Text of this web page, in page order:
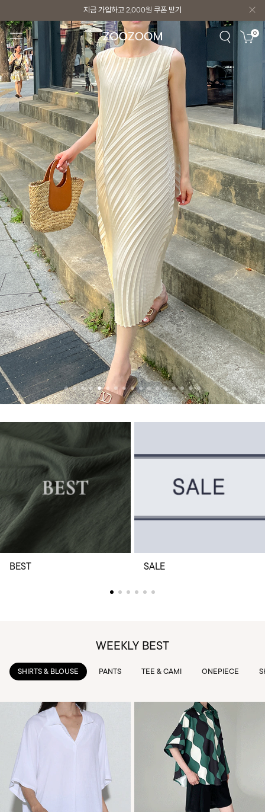
지금 가입하고 2,000원 쿠폰 받기
지금 가입하고2,000원쿠폰 받기 0
BEST SALE
WEEKLY BEST
PANTS TEE & CAMI ONEPIECE SKIRTS OUTWEAR